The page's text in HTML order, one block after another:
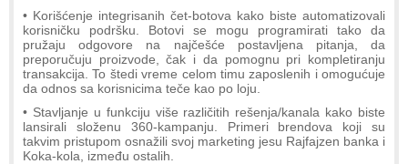
• Korišćenje integrisanih čet-botova kako biste automatizovali
korisničku podršku. Botovi se mogu programirati tako da
pružaju odgovore na najčešće postavljena pitanja, da
preporučuju proizvode, čak i da pomognu pri kompletiranju
transakcija. To štedi vreme celom timu zaposlenih i omogućuje
da odnos sa korisnicima teče kao po loju.
• Stavljanje u funkciju više različitih rešenja/kanala kako biste
lansirali složenu 360-kampanju. Primeri brendova koji su
takvim pristupom osnažili svoj marketing jesu Rajfajzen banka i
Koka-kola, između ostalih.